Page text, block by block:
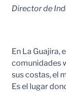
Director de
En La Guajira,
comunidades
sus costas, el
Es el lugar